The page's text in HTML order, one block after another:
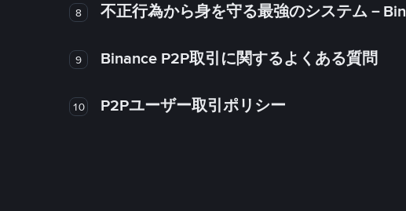
8 不正行為から身を守る最強のシステム－
9 Binance P2P取引に関するよくある質問
10 P2Pユーザー取引ポリシー